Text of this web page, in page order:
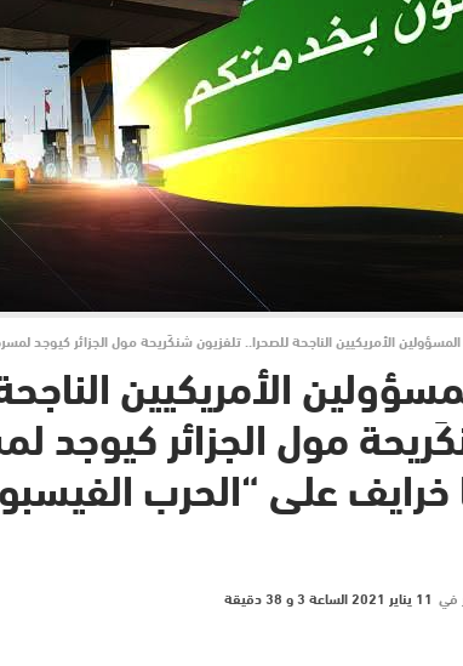
المسؤولين الأمريكيين الناجحة للصحرا.. تلفزيون شنكَريحة مول الجزائر كيوجد
الأمريكيين
مول الجزائر كيوجد
على “الحرب
في 11 يناير 2021 الساعة 3 و 38 دقيقة